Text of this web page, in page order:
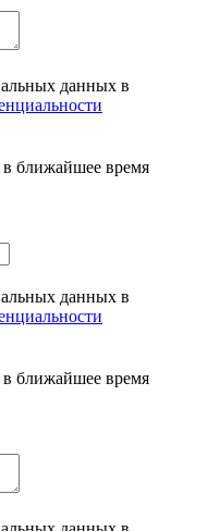
данных в
ближайшее время
данных в
ближайшее время